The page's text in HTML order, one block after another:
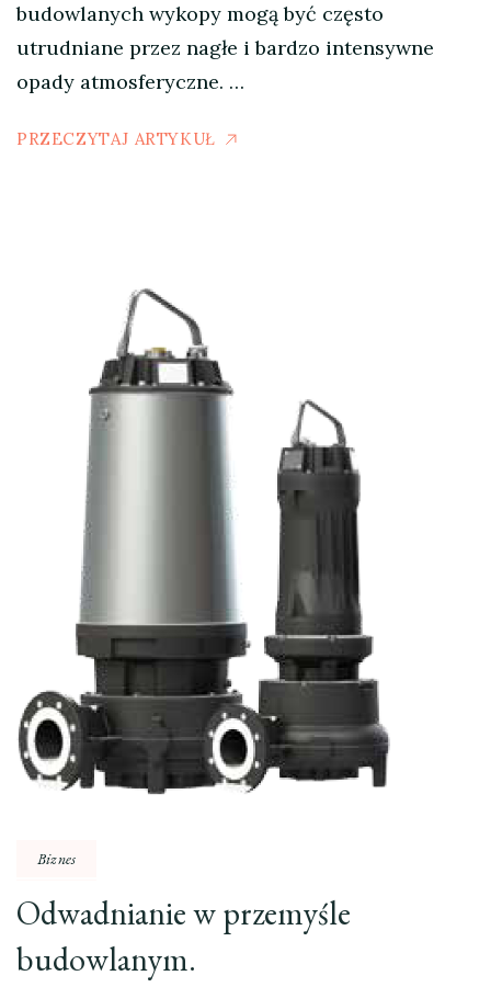
budowlanych wykopy mogą być często
utrudniane przez nagłe i bardzo intensywne
opady atmosferyczne. …
PRZECZYTAJ ARTYKUŁ
Biznes
Odwadnianie w przemyśle
budowlanym.